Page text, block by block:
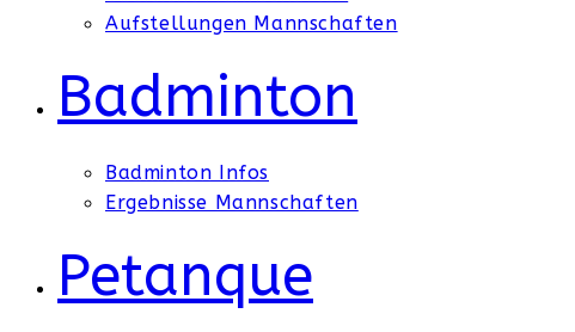
Aufstellungen Mannschaften
Badminton
Badminton Infos
Ergebnisse Mannschaften
Petanque